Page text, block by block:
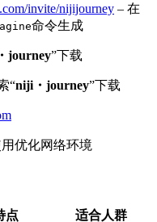
invite/nijijourney – 在
命令生成
journey”下载
“niji・journey”下载
优化网络环境
点 适合人群